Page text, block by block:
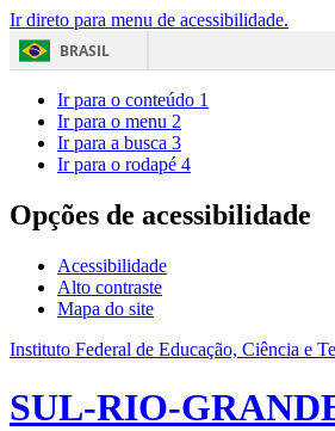
Ir direto para menu de acessibilidade.
BRASIL
Ir para o conteúdo 1
Ir para o menu 2
Ir para a busca 3
Ir para o rodapé 4
Opções de acessibilidade
Acessibilidade
Alto contraste
Mapa do site
Instituto Federal de Educação, Ciência e
SUL-RIO-